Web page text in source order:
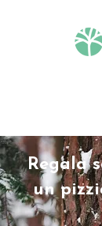
Regala
un